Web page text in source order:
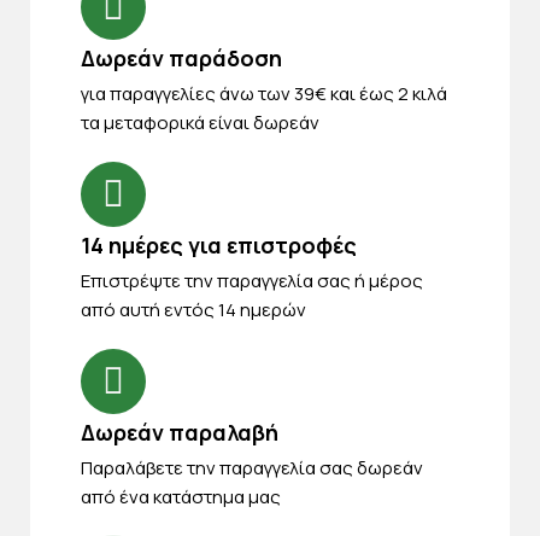
Δωρεάν παράδοση
για παραγγελίες άνω των 39€ και έως 2 κιλά
τα μεταφορικά είναι δωρεάν
14 ημέρες για επιστροφές
Eπιστρέψτε την παραγγελία σας ή μέρος
από αυτή εντός 14 ημερών
Δωρεάν παραλαβή
Παραλάβετε την παραγγελία σας δωρεάν
από ένα κατάστημα μας